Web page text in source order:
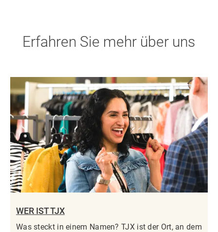
Erfahren Sie mehr über uns
WER IST TJX
Was steckt in einem Namen? TJX ist der Ort, an dem